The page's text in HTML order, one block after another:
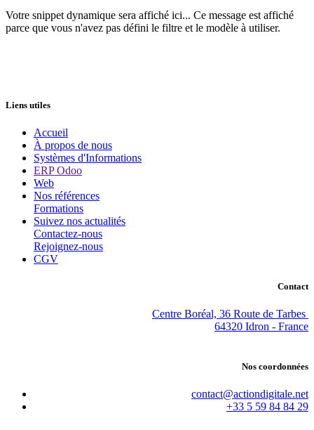
Votre snippet dynamique sera affiché ici... Ce message est affiché
parce que vous n'avez pas défini le filtre et le modèle à utiliser.
Liens utiles
Accueil
À propos de nous
Systèmes d'Informations
ERP Odoo
Web
Nos références
Formations
Suivez nos actualités
Contactez-nous
Rejoignez-nous
CGV
Contact
Centre Boréal, 36 Route de Tarbes
64320 Idron - France
Nos coordonnées
contact@actiondigitale.net
+33 5 59 84 84 29